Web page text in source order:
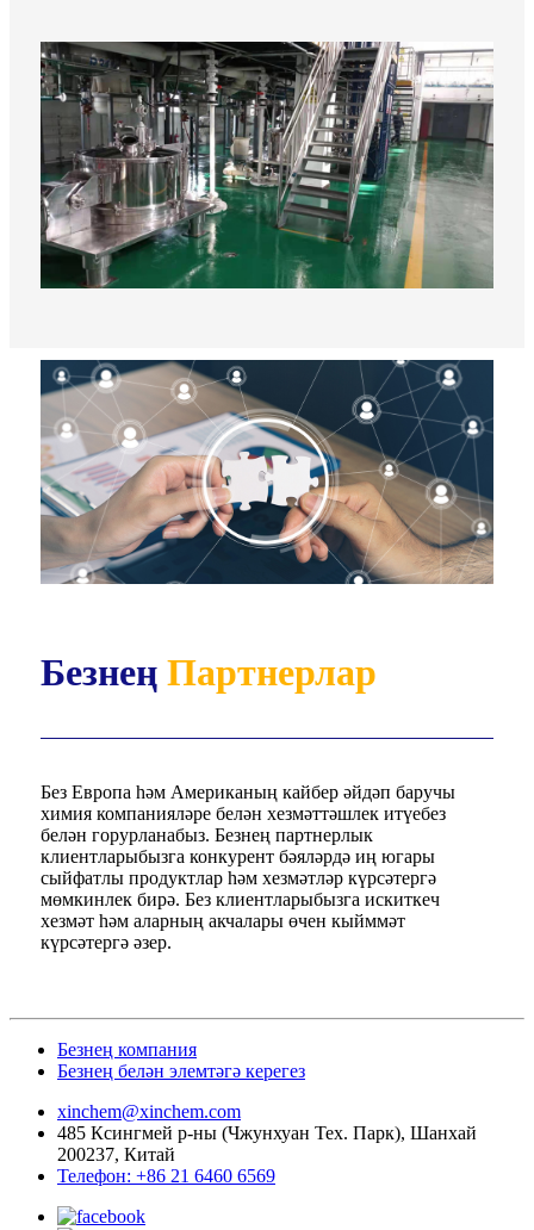
Безнең Партнерлар
Без Европа һәм Американың кайбер әйдәп баручы
химия компанияләре белән хезмәттәшлек итүебез
белән горурланабыз. Безнең партнерлык
клиентларыбызга конкурент бәяләрдә иң югары
сыйфатлы продуктлар һәм хезмәтләр күрсәтергә
мөмкинлек бирә. Без клиентларыбызга искиткеч
хезмәт һәм аларның акчалары өчен кыйммәт
күрсәтергә әзер.
Безнең компания
Безнең белән элемтәгә керегез
xinchem@xinchem.com
485 Ксингмей р-ны (Чжунхуан Тех. Парк), Шанхай
200237, Китай
Телефон: +86 21 6460 6569